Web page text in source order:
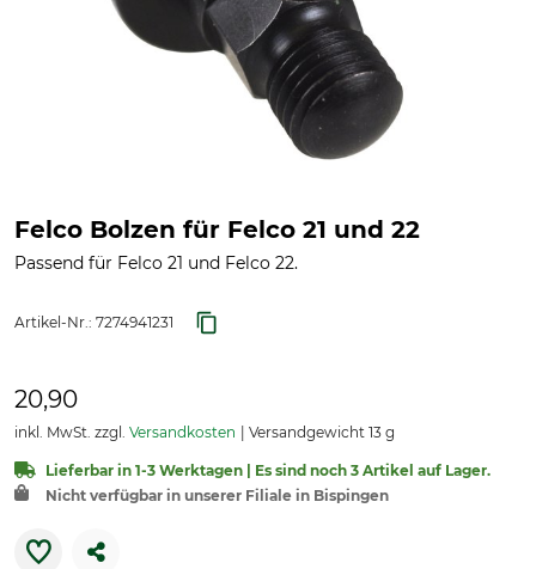
Felco Bolzen für Felco 21 und 22
Passend für Felco 21 und Felco 22.
Artikel-Nr.: 7274941231
20,90
inkl. MwSt. zzgl. Versandkosten Versandgewicht 13 g
Lieferbar in 1-3 Werktagen | Es sind noch 3 Artikel auf Lager.
Nicht verfügbar in unserer Filiale in Bispingen